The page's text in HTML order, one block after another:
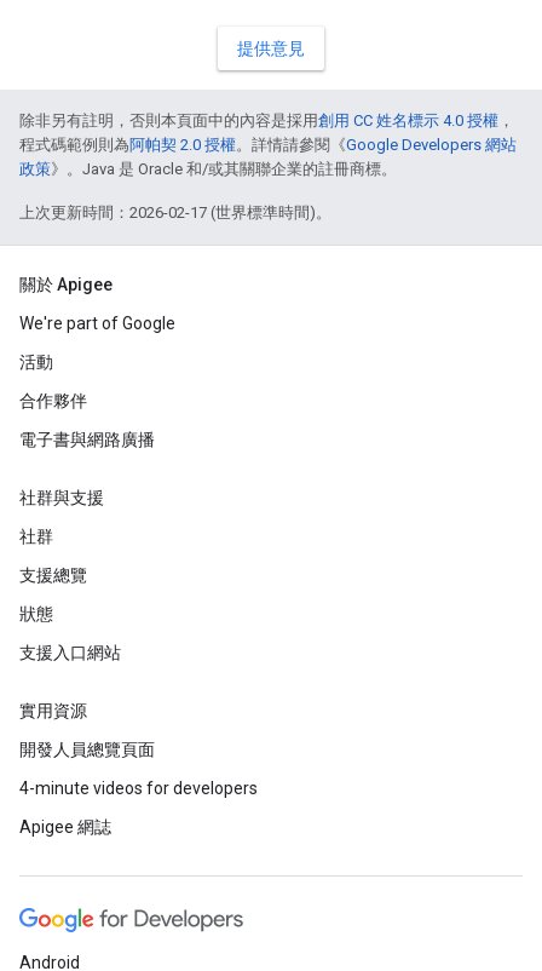
提供意見
除非另有註明，否則本頁面中的內容是採用創用 CC 姓名標示 4.0 授權 ，
程式碼範例則為阿帕契 2.0 授權。詳情請參閱《Google Developers 網站
政策》。Java 是 Oracle 和/或其關聯企業的註冊商標。
上次更新時間：2026-02-17 (世界標準時間)。
關於 Apigee
We're part of Google
活動
合作夥伴
電子書與網路廣播
社群與支援
社群
支援總覽
狀態
支援入口網站
實用資源
開發人員總覽頁面
4-minute videos for developers
Apigee 網誌
Android